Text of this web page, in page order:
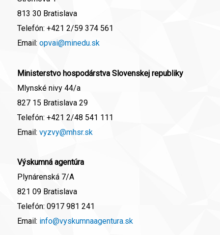
813 30 Bratislava
Telefón: +421 2/59 374 561
Email: opvai@minedu.sk
Ministerstvo hospodárstva Slovenskej republiky
Mlynské nivy 44/a
827 15 Bratislava 29
Telefón: +421 2/48 541 111
Email: vyzvy@mhsr.sk
Výskumná agentúra
Plynárenská 7/A
821 09 Bratislava
Telefón: 0917 981 241
Email: info@vyskumnaagentura.sk